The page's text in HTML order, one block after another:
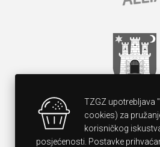
TZGZ upotrebljava
cookies) za
korisničkog
posjećenosti. Postavke